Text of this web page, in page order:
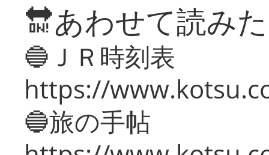
🔛あわせて読み
🔵ＪＲ時刻表
https://
🔵旅の手帖